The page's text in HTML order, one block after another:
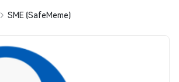
SME (SafeMeme)